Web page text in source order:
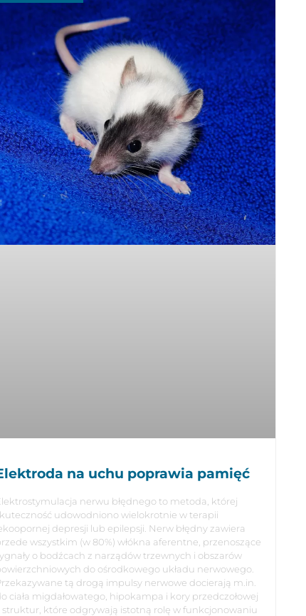
na uchu poprawia pamięć
nerwu błędnego to metoda, której
udowodniono wielokrotnie w terapii
depresji lub epilepsji. Nerw błędny zawiera
wszystkim (w 80%) włókna aferentne, przenoszące
o bodźcach z narządów trzewnych i obszarów
do ośrodkowego układu nerwowego.
tą drogą impulsy nerwowe docierają m.in.
ciała migdałowatego, hipokampa i kory przedczołowej
struktur, które odgrywają istotną rolę w funkcjonowaniu